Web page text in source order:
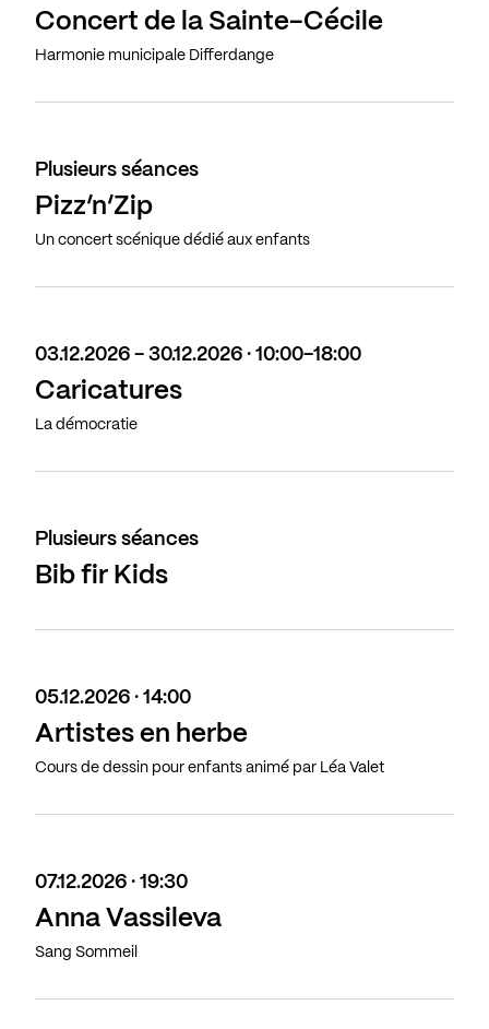
Concert de la Sainte-Cécile
Harmonie municipale Differdange
Plusieurs séances
Pizz’n’Zip
Un concert scénique dédié aux enfants
03.12.2026 - 30.12.2026 · 10:00-18:00
Caricatures
La démocratie
Plusieurs séances
Bib fir Kids
05.12.2026 · 14:00
Artistes en herbe
Cours de dessin pour enfants animé par Léa Valet
07.12.2026 · 19:30
Anna Vassileva
Sang Sommeil